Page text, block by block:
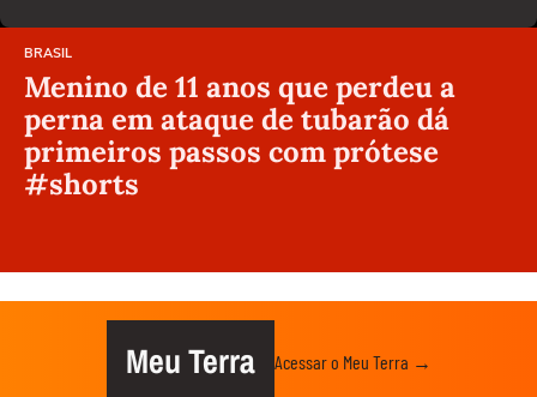
BRASIL
Menino de 11 anos que perdeu a
perna em ataque de tubarão dá
primeiros passos com prótese
#shorts
Meu Terra Acessar o Meu Terra →